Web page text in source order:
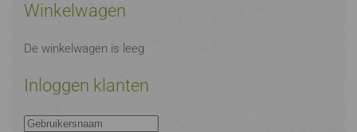
Winkelwagen
De winkelwagen is leeg
Inloggen klanten